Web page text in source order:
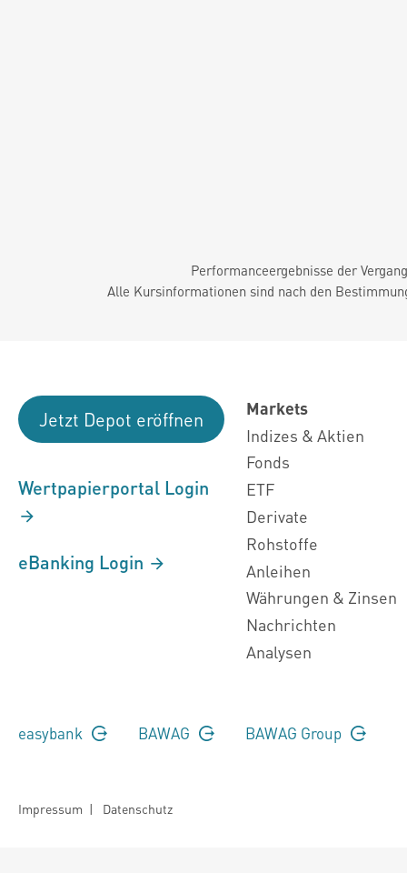
Performanceergebnisse der
Alle Kursinformationen sind nach den
Jetzt Depot eröffnen
Wertpapierportal Login
eBanking Login
Markets
Indizes & Aktien
Fonds
ETF
Derivate
Rohstoffe
Anleihen
Währungen & Zinsen
Nachrichten
Analysen
easybank BAWAG BAWAG Group
Impressum | Datenschutz